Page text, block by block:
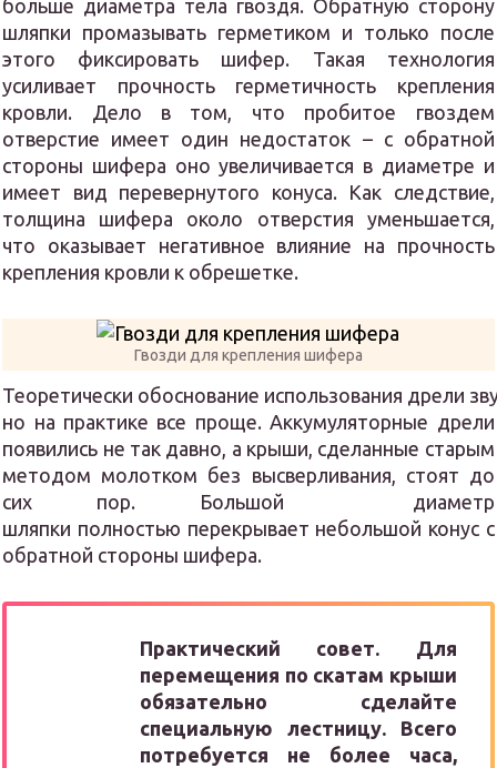
больше диаметра тела гвоздя. Обратную сторону
шляпки промазывать герметиком и только после
этого фиксировать шифер. Такая технология
усиливает прочность герметичность крепления
кровли. Дело в том, что пробитое гвоздем
отверстие имеет один недостаток – с обратной
стороны шифера оно увеличивается в диаметре и
имеет вид перевернутого конуса. Как следствие,
толщина шифера около отверстия уменьшается,
что оказывает негативное влияние на прочность
крепления кровли к обрешетке.
Гвозди для крепления шифера
Теоретически обоснование использования дрели
но на практике все проще. Аккумуляторные дрели
появились не так давно, а крыши, сделанные старым
методом молотком без высверливания, стоят до
сих пор. Большой диаметр
шляпки полностью перекрывает небольшой конус с
обратной стороны шифера.
Практический совет. Для
перемещения по скатам крыши
обязательно сделайте
специальную лестницу. Всего
потребуется не более часа,